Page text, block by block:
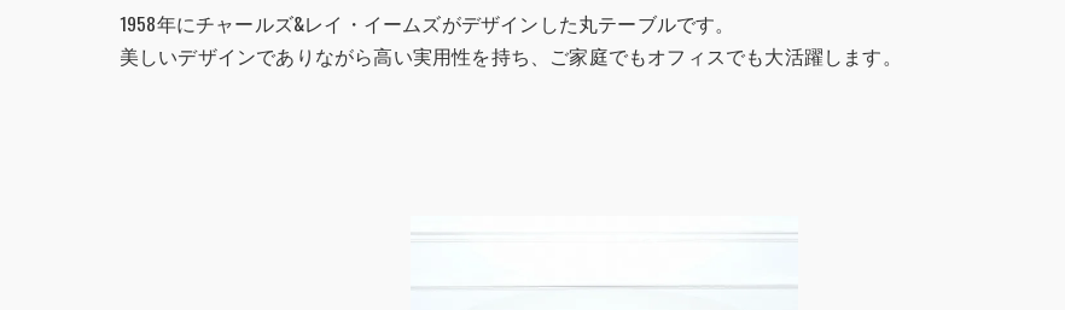
1958年にチャールズ&レイ・イームズがデザインした丸テーブルです。
美しいデザインでありながら高い実用性を持ち、ご家庭でもオフィスでも大活躍します。